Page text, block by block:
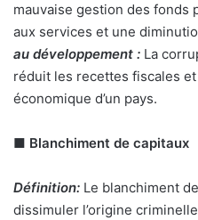
mauvaise gestion des fonds
aux services et une
au développement : La
réduit les recettes fiscales et
économique d’un pays.
■ Blanchiment de capitaux
Définition: Le blanchiment
dissimuler l’origine